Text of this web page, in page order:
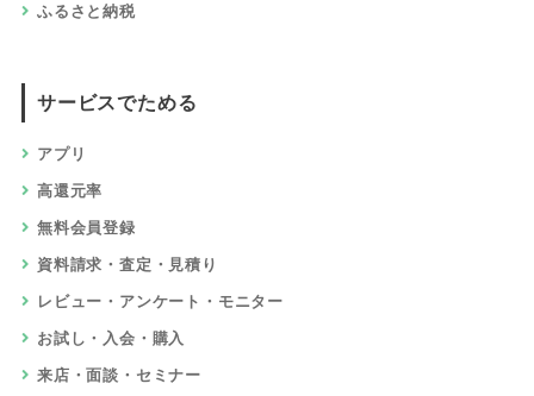
ふるさと納税
サービスでためる
アプリ
高還元率
無料会員登録
資料請求・査定・見積り
レビュー・アンケート・モニター
お試し・入会・購入
来店・面談・セミナー